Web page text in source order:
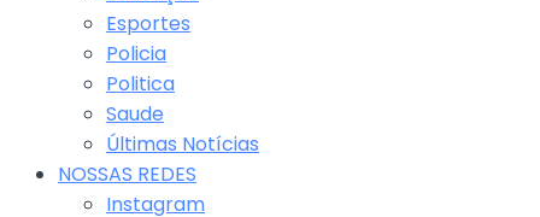
Esportes
Policia
Politica
Saude
Últimas Notícias
NOSSAS REDES
Instagram